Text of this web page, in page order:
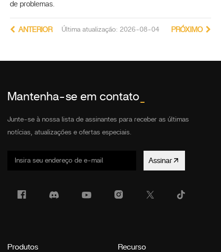
de problemas.
Última atualização: 2026-08-04
ANTERIOR PRÓXIMO
Mantenha-se em contato
Junte-se à nossa lista de assinantes para receber as últimas
notícias, atualizações e ofertas especiais.
Assinar
Produtos Recurso